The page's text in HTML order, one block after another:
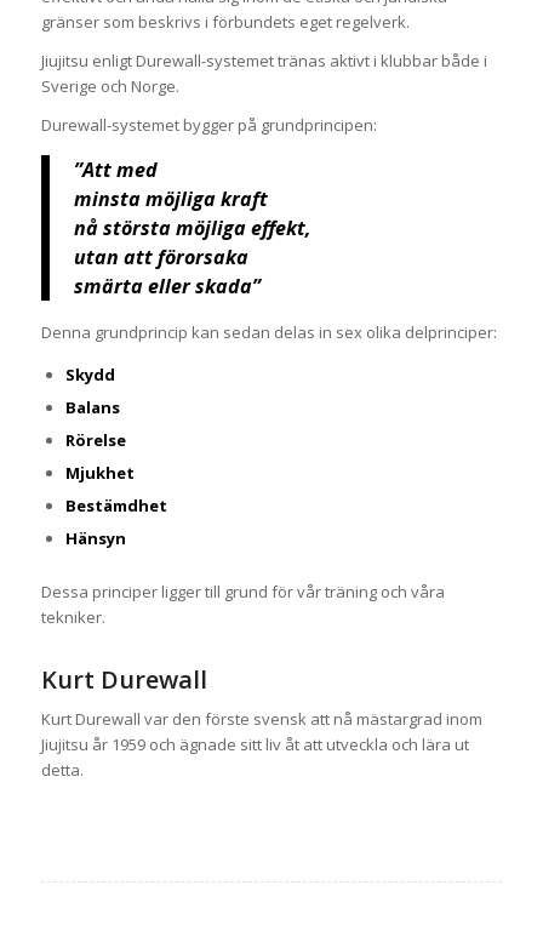
gränser som beskrivs i förbundets eget regelverk.
Jiujitsu enligt Durewall-systemet tränas aktivt i klubbar både i
Sverige och Norge.
Durewall-systemet bygger på grundprincipen:
”Att med
minsta möjliga kraft
nå största möjliga effekt,
utan att förorsaka
smärta eller skada”
Denna grundprincip kan sedan delas in sex olika delprinciper:
Skydd
Balans
Rörelse
Mjukhet
Bestämdhet
Hänsyn
Dessa principer ligger till grund för vår träning och våra
tekniker.
Kurt Durewall
Kurt Durewall var den förste svensk att nå mästargrad inom
Jiujitsu år 1959 och ägnade sitt liv åt att utveckla och lära ut
detta.